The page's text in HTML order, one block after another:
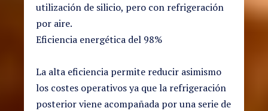
utilización de silicio, pero con refrigeración
por aire.
Eficiencia energética del 98%
La alta eficiencia permite reducir asimismo
los costes operativos ya que la refrigeración
posterior viene acompañada por una serie de